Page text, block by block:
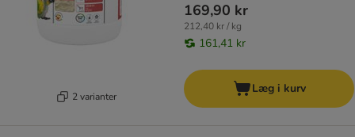
2 varianter
169,90 kr
212,40 kr / kg
161,41 kr
Læg i kurv